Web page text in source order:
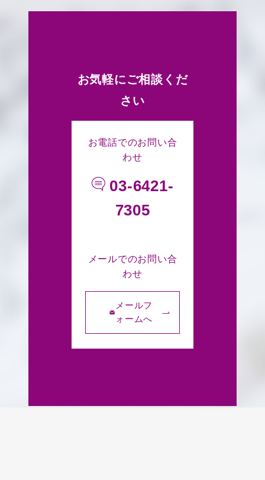
お気軽にご相談くだ
さい
お電話でのお問い合
わせ
03-6421-
7305
メールでのお問い合
わせ
メールフ
ォームへ